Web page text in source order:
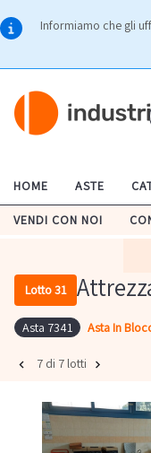
Informiamo che gli
HOME ASTE
VENDI CON NOI
Lotto 31
Asta 7341 Asta In
7 di 7 lotti